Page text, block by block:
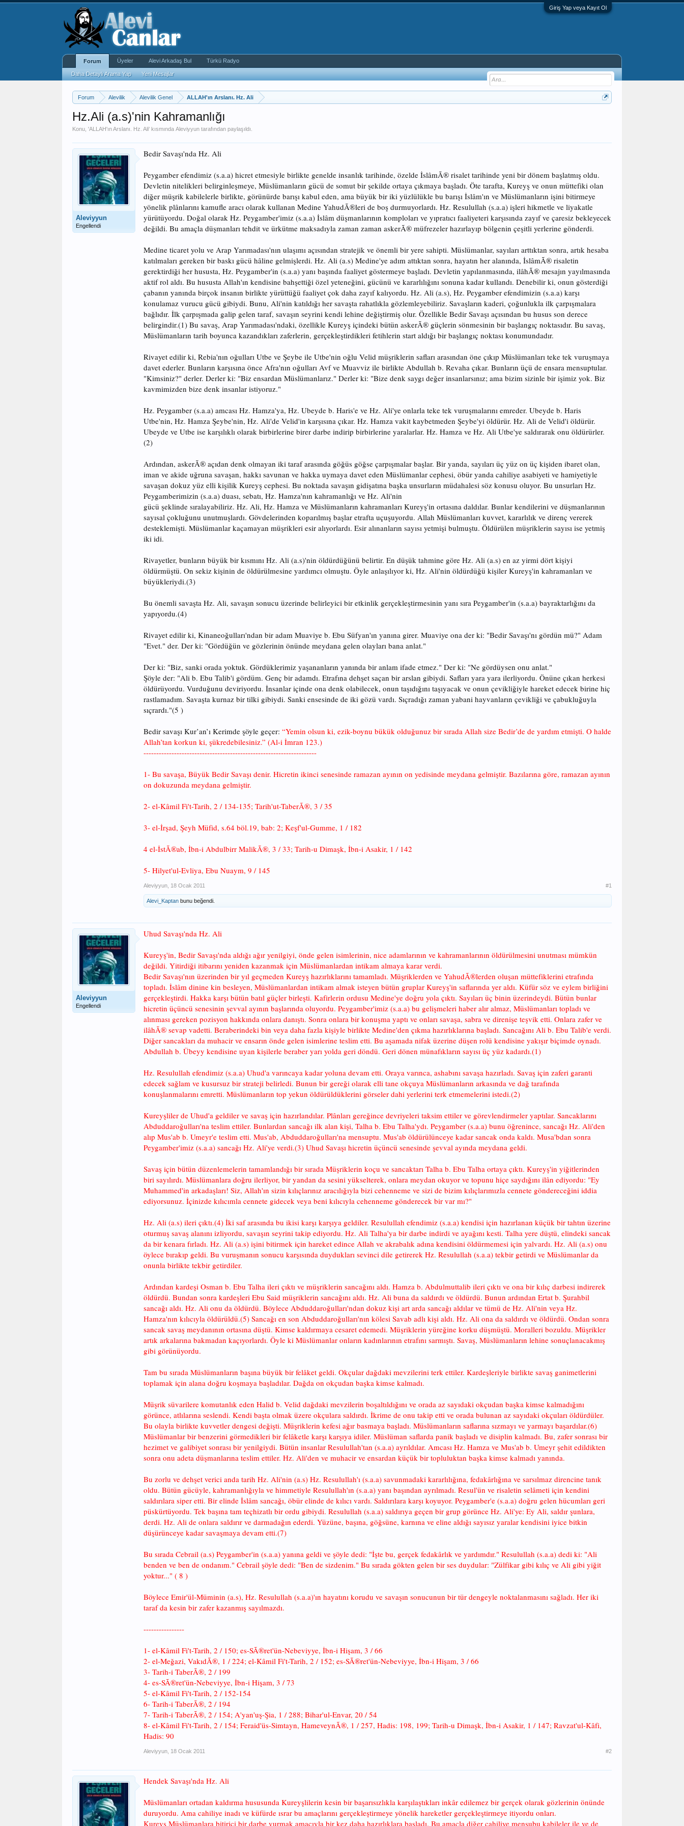
Giriş Yap veya Kayıt Ol
Forum Alevilik Alevilik Genel ALLAH'ın Arslanı. Hz. Ali
Hz.Ali (a.s)'nin Kahramanlığı
Konu, 'ALLAH'ın Arslanı. Hz. Ali' kısmında Aleviyyun tarafından paylaşıldı.
Aleviyyun
Engellendi
Bedir Savaşı'nda Hz. Ali
Peygamber efendimiz (s.a.a) hicret etmesiyle birlikte genelde insanlık tarihinde, özelde İslâmÃ® risalet tarihinde yeni bir dönem başlatmış oldu.
Devletin nitelikleri belirginleşmeye, Müslümanların gücü de somut bir şekilde ortaya çıkmaya başladı. Öte tarafta, Kureyş ve onun müttefiki olan
diğer müşrik kabilelerle birlikte, görünürde barışı kabul eden, ama büyük bir iki yüzlülükle bu barışı İslâm'ın ve Müslümanların işini bitirmeye
yönelik plânlarını kamufle aracı olarak kullanan Medine YahudÃ®leri de boş durmuyorlardı. Hz. Resulullah (s.a.a) işleri hikmetle ve liyakatle
yürütüyordu. Doğal olarak Hz. Peygamber'imiz (s.a.a) İslâm düşmanlarının komploları ve yıpratıcı faaliyeteri karşısında zayıf ve çaresiz bekleyecek
değildi. Bu amaçla düşmanları tehdit ve ürkütme maksadıyla zaman zaman askerÃ® müfrezeler hazırlayıp bölgenin çeşitli yerlerine gönderdi.
Medine ticaret yolu ve Arap Yarımadası'nın ulaşımı açısından stratejik ve önemli bir yere sahipti. Müslümanlar, sayıları arttıktan sonra, artık hesaba
katılmaları gereken bir baskı gücü hâline gelmişlerdi. Hz. Ali (a.s) Medine'ye adım attıktan sonra, hayatın her alanında, İslâmÃ® risaletin
gerektirdiği her hususta, Hz. Peygamber'in (s.a.a) yanı başında faaliyet göstermeye başladı. Devletin yapılanmasında, ilâhÃ® mesajın yayılmasında
aktif rol aldı. Bu hususta Allah'ın kendisine bahşettiği özel yeteneğini, gücünü ve kararlılığını sonuna kadar kullandı. Denebilir ki, onun gösterdiği
çabanın yanında birçok insanın birlikte yürüttüğü faaliyet çok daha zayıf kalıyordu. Hz. Ali (a.s), Hz. Peygamber efendimizin (s.a.a) karşı
konulamaz vurucu gücü gibiydi. Bunu, Ali'nin katıldığı her savaşta rahatlıkla gözlemleyebiliriz. Savaşların kaderi, çoğunlukla ilk çarpışmalara
bağlıdır. İlk çarpışmada galip gelen taraf, savaşın seyrini kendi lehine değiştirmiş olur. Özellikle Bedir Savaşı açısından bu husus son derece
belirgindir.(1) Bu savaş, Arap Yarımadası'ndaki, özellikle Kureyş içindeki bütün askerÃ® güçlerin sönmesinin bir başlangıç noktasıdır. Bu savaş,
Müslümanların tarih boyunca kazandıkları zaferlerin, gerçekleştirdikleri fetihlerin start aldığı bir başlangıç noktası konumundadır.
Rivayet edilir ki, Rebia'nın oğulları Utbe ve Şeybe ile Utbe'nin oğlu Velid müşriklerin safları arasından öne çıkıp Müslümanları teke tek vuruşmaya
davet ederler. Bunların karşısına önce Afra'nın oğulları Avf ve Muavviz ile birlikte Abdullah b. Revaha çıkar. Bunların üçü de ensara mensuptular.
"Kimsiniz?" derler. Derler ki: "Biz ensardan Müslümanlarız." Derler ki: "Bize denk saygı değer insanlarsınız; ama bizim sizinle bir işimiz yok. Biz
kavmimizden bize denk insanlar istiyoruz."
Hz. Peygamber (s.a.a) amcası Hz. Hamza'ya, Hz. Ubeyde b. Haris'e ve Hz. Ali'ye onlarla teke tek vuruşmalarını emreder. Ubeyde b. Haris
Utbe'nin, Hz. Hamza Şeybe'nin, Hz. Ali'de Velid'in karşısına çıkar. Hz. Hamza vakit kaybetmeden Şeybe'yi öldürür. Hz. Ali de Velid'i öldürür.
Ubeyde ve Utbe ise karşılıklı olarak birbirlerine birer darbe indirip birbirlerine yaralarlar. Hz. Hamza ve Hz. Ali Utbe'ye saldırarak onu öldürürler.
(2)
Ardından, askerÃ® açıdan denk olmayan iki taraf arasında göğüs göğse çarpışmalar başlar. Bir yanda, sayıları üç yüz on üç kişiden ibaret olan,
iman ve akide uğruna savaşan, hakkı savunan ve hakka uymaya davet eden Müslümanlar cephesi, öbür yanda cahiliye asabiyeti ve hamiyetiyle
savaşan dokuz yüz elli kişilik Kureyş cephesi. Bu noktada savaşın gidişatına başka unsurların müdahalesi söz konusu oluyor. Bu unsurları Hz.
Peygamberimizin (s.a.a) duası, sebatı, Hz. Hamza'nın kahramanlığı ve Hz. Ali'nin
gücü şeklinde sıralayabiliriz. Hz. Ali, Hz. Hamza ve Müslümanların kahramanları Kureyş'in ortasına daldılar. Bunlar kendilerini ve düşmanlarının
sayısal çokluğunu unutmuşlardı. Gövdelerinden koparılmış başlar etrafta uçuşuyordu. Allah Müslümanları kuvvet, kararlılık ve direnç vererek
desteklemişti. Müslümanlar kaçamayan müşrikleri esir alıyorlardı. Esir alınanların sayısı yetmişi bulmuştu. Öldürülen müşriklerin sayısı ise yetmiş
iki idi.
Rivayetler, bunların büyük bir kısmını Hz. Ali (a.s)'nin öldürdüğünü belirtir. En düşük tahmine göre Hz. Ali (a.s) en az yirmi dört kişiyi
öldürmüştü. On sekiz kişinin de öldürülmesine yardımcı olmuştu. Öyle anlaşılıyor ki, Hz. Ali'nin öldürdüğü kişiler Kureyş'in kahramanları ve
büyükleriydi.(3)
Bu önemli savaşta Hz. Ali, savaşın sonucu üzerinde belirleyici bir etkinlik gerçekleştirmesinin yanı sıra Peygamber'in (s.a.a) bayraktarlığını da
yapıyordu.(4)
Rivayet edilir ki, Kinaneoğulları'ndan bir adam Muaviye b. Ebu Süfyan'ın yanına girer. Muaviye ona der ki: "Bedir Savaşı'nı gördün mü?" Adam
"Evet." der. Der ki: "Gördüğün ve gözlerinin önünde meydana gelen olayları bana anlat."
Der ki: "Biz, sanki orada yoktuk. Gördüklerimiz yaşananların yanında bir anlam ifade etmez." Der ki: "Ne gördüysen onu anlat."
Şöyle der: "Ali b. Ebu Talib'i gördüm. Genç bir adamdı. Etrafına dehşet saçan bir arslan gibiydi. Safları yara yara ilerliyordu. Önüne çıkan herkesi
öldürüyordu. Vurduğunu deviriyordu. İnsanlar içinde ona denk olabilecek, onun taşıdığını taşıyacak ve onun çevikliğiyle hareket edecek birine hiç
rastlamadım. Savaşta kurnaz bir tilki gibiydi. Sanki ensesinde de iki gözü vardı. Sıçradığı zaman yabani hayvanların çevikliği ve çabukluğuyla
sıçrardı."(5 )
Bedir savaşı Kur’an’ı Kerimde şöyle geçer: “Yemin olsun ki, ezik-boynu bükük olduğunuz bir sırada Allah size Bedir’de de yardım etmişti. O halde
Allah’tan korkun ki, şükredebilesiniz.” (Al-i İmran 123.)
--------------------------------------------------------------------
1- Bu savaşa, Büyük Bedir Savaşı denir. Hicretin ikinci senesinde ramazan ayının on yedisinde meydana gelmiştir. Bazılarına göre, ramazan ayının
on dokuzunda meydana gelmiştir.
2- el-Kâmil Fi't-Tarih, 2 / 134-135; Tarih'ut-TaberÃ®, 3 / 35
3- el-İrşad, Şeyh Müfid, s.64 böl.19, bab: 2; Keşf'ul-Gumme, 1 / 182
4 el-İstÃ®ab, İbn-i Abdulbirr MalikÃ®, 3 / 33; Tarih-u Dimaşk, İbn-i Asakir, 1 / 142
5- Hilyet'ul-Evliya, Ebu Nuaym, 9 / 145
Aleviyyun 18 Ocak 2011 #1
Alevi_Kaptan bunu beğendi.
Aleviyyun
Engellendi
Uhud Savaşı'nda Hz. Ali
Kureyş'in, Bedir Savaşı'nda aldığı ağır yenilgiyi, önde gelen isimlerinin, nice adamlarının ve kahramanlarının öldürülmesini unutması mümkün
değildi. Yitirdiği itibarını yeniden kazanmak için Müslümanlardan intikam almaya karar verdi.
Bedir Savaşı'nın üzerinden bir yıl geçmeden Kureyş hazırlıklarını tamamladı. Müşriklerden ve YahudÃ®lerden oluşan müttefiklerini etrafında
topladı. İslâm dinine kin besleyen, Müslümanlardan intikam almak isteyen bütün gruplar Kureyş'in saflarında yer aldı. Küfür söz ve eylem birliğini
gerçekleştirdi. Hakka karşı bütün batıl güçler birleşti. Kafirlerin ordusu Medine'ye doğru yola çıktı. Sayıları üç binin üzerindeydi. Bütün bunlar
hicretin üçüncü senesinin şevval ayının başlarında oluyordu. Peygamber'imiz (s.a.a) bu gelişmeleri haber alır almaz, Müslümanları topladı ve
alınması gereken pozisyon hakkında onlara danıştı. Sonra onlara bir konuşma yaptı ve onları savaşa, sabra ve direnişe teşvik etti. Onlara zafer ve
ilâhÃ® sevap vadetti. Beraberindeki bin veya daha fazla kişiyle birlikte Medine'den çıkma hazırlıklarına başladı. Sancağını Ali b. Ebu Talib'e verdi.
Diğer sancakları da muhacir ve ensarın önde gelen isimlerine teslim etti. Bu aşamada nifak üzerine düşen rolü kendisine yakışır biçimde oynadı.
Abdullah b. Übeyy kendisine uyan kişilerle beraber yarı yolda geri döndü. Geri dönen münafıkların sayısı üç yüz kadardı.(1)
Hz. Resulullah efendimiz (s.a.a) Uhud'a varıncaya kadar yoluna devam etti. Oraya varınca, ashabını savaşa hazırladı. Savaş için zaferi garanti
edecek sağlam ve kusursuz bir strateji belirledi. Bunun bir gereği olarak elli tane okçuya Müslümanların arkasında ve dağ tarafında
konuşlanmalarını emretti. Müslümanların top yekun öldürüldüklerini görseler dahi yerlerini terk etmemelerini istedi.(2)
Kureyşliler de Uhud'a geldiler ve savaş için hazırlandılar. Plânları gereğince devriyeleri taksim ettiler ve görevlendirmeler yaptılar. Sancaklarını
Abduddaroğulları'na teslim ettiler. Bunlardan sancağı ilk alan kişi, Talha b. Ebu Talha'ydı. Peygamber (s.a.a) bunu öğrenince, sancağı Hz. Ali'den
alıp Mus'ab b. Umeyr'e teslim etti. Mus'ab, Abduddaroğulları'na mensuptu. Mus'ab öldürülünceye kadar sancak onda kaldı. Musa'bdan sonra
Peygamber'imiz (s.a.a) sancağı Hz. Ali'ye verdi.(3) Uhud Savaşı hicretin üçüncü senesinde şevval ayında meydana geldi.
Savaş için bütün düzenlemelerin tamamlandığı bir sırada Müşriklerin koçu ve sancaktarı Talha b. Ebu Talha ortaya çıktı. Kureyş'in yiğitlerinden
biri sayılırdı. Müslümanlara doğru ilerliyor, bir yandan da sesini yükselterek, onlara meydan okuyor ve topunu hiçe saydığını ilân ediyordu: "Ey
Muhammed'in arkadaşları! Siz, Allah'ın sizin kılıçlarınız aracılığıyla bizi cehenneme ve sizi de bizim kılıçlarımızla cennete göndereceğini iddia
ediyorsunuz. İçinizde kılıcımla cennete gidecek veya beni kılıcıyla cehenneme gönderecek bir var mı?"
Hz. Ali (a.s) ileri çıktı.(4) İki saf arasında bu ikisi karşı karşıya geldiler. Resulullah efendimiz (s.a.a) kendisi için hazırlanan küçük bir tahtın üzerine
oturmuş savaş alanını izliyordu, savaşın seyrini takip ediyordu. Hz. Ali Talha'ya bir darbe indirdi ve ayağını kesti. Talha yere düştü, elindeki sancak
da bir kenara fırladı. Hz. Ali (a.s) işini bitirmek için hareket edince Allah ve akrabalık adına kendisini öldürmemesi için yalvardı. Hz. Ali (a.s) onu
öylece bırakıp geldi. Bu vuruşmanın sonucu karşısında duydukları sevinci dile getirerek Hz. Resulullah (s.a.a) tekbir getirdi ve Müslümanlar da
onunla birlikte tekbir getirdiler.
Ardından kardeşi Osman b. Ebu Talha ileri çıktı ve müşriklerin sancağını aldı. Hamza b. Abdulmuttalib ileri çıktı ve ona bir kılıç darbesi indirerek
öldürdü. Bundan sonra kardeşleri Ebu Said müşriklerin sancağını aldı. Hz. Ali buna da saldırdı ve öldürdü. Bunun ardından Ertat b. Şurahbil
sancağı aldı. Hz. Ali onu da öldürdü. Böylece Abduddaroğulları'ndan dokuz kişi art arda sancağı aldılar ve tümü de Hz. Ali'nin veya Hz.
Hamza'nın kılıcıyla öldürüldü.(5) Sancağı en son Abduddaroğulları'nın kölesi Savab adlı kişi aldı. Hz. Ali ona da saldırdı ve öldürdü. Ondan sonra
sancak savaş meydanının ortasına düştü. Kimse kaldırmaya cesaret edemedi. Müşriklerin yüreğine korku düşmüştü. Moralleri bozuldu. Müşrikler
artık arkalarına bakmadan kaçıyorlardı. Öyle ki Müslümanlar onların kadınlarının etrafını sarmıştı. Savaş, Müslümanların lehine sonuçlanacakmış
gibi görünüyordu.
Tam bu sırada Müslümanların başına büyük bir felâket geldi. Okçular dağdaki mevzilerini terk ettiler. Kardeşleriyle birlikte savaş ganimetlerini
toplamak için alana doğru koşmaya başladılar. Dağda on okçudan başka kimse kalmadı.
Müşrik süvarilere komutanlık eden Halid b. Velid dağdaki mevzilerin boşaltıldığını ve orada az sayıdaki okçudan başka kimse kalmadığını
görünce, atlılarına seslendi. Kendi başta olmak üzere okçulara saldırdı. İkrime de onu takip etti ve orada bulunan az sayıdaki okçuları öldürdüler.
Bu olayla birlikte kuvvetler dengesi değişti. Müşriklerin kefesi ağır basmaya başladı. Müslümanların saflarına sızmayı ve yarmayı başardılar.(6)
Müslümanlar bir benzerini görmedikleri bir felâketle karşı karşıya idiler. Müslüman saflarda panik başladı ve disiplin kalmadı. Bu, zafer sonrası bir
hezimet ve galibiyet sonrası bir yenilgiydi. Bütün insanlar Resulullah'tan (s.a.a) ayrıldılar. Amcası Hz. Hamza ve Mus'ab b. Umeyr şehit edildikten
sonra onu adeta düşmanlarına teslim ettiler. Hz. Ali'den ve muhacir ve ensardan küçük bir topluluktan başka kimse kalmadı yanında.
Bu zorlu ve dehşet verici anda tarih Hz. Ali'nin (a.s) Hz. Resulullah'ı (s.a.a) savunmadaki kararlılığına, fedakârlığına ve sarsılmaz direncine tanık
oldu. Bütün gücüyle, kahramanlığıyla ve himmetiyle Resulullah'ın (s.a.a) yanı başından ayrılmadı. Resul'ün ve risaletin selâmeti için kendini
saldırılara siper etti. Bir elinde İslâm sancağı, öbür elinde de kılıcı vardı. Saldırılara karşı koyuyor. Peygamber'e (s.a.a) doğru gelen hücumları geri
püskürtüyordu. Tek başına tam teçhizatlı bir ordu gibiydi. Resulullah (s.a.a) saldırıya geçen bir grup görünce Hz. Ali'ye: Ey Ali, saldır şunlara,
derdi. Hz. Ali de onlara saldırır ve darmadağın ederdi. Yüzüne, başına, göğsüne, karnına ve eline aldığı sayısız yaralar kendisini iyice bitkin
düşürünceye kadar savaşmaya devam etti.(7)
Bu sırada Cebrail (a.s) Peygamber'in (s.a.a) yanına geldi ve şöyle dedi: "İşte bu, gerçek fedakârlık ve yardımdır." Resulullah (s.a.a) dedi ki: "Ali
benden ve ben de ondanım." Cebrail şöyle dedi: "Ben de sizdenim." Bu sırada gökten gelen bir ses duydular: "Zülfikar gibi kılıç ve Ali gibi yiğit
yoktur..." ( 8 )
Böylece Emir'ül-Müminin (a.s), Hz. Resulullah (s.a.a)'ın hayatını korudu ve savaşın sonucunun bir tür dengeyle noktalanmasını sağladı. Her iki
taraf da kesin bir zafer kazanmış sayılmazdı.
----------------
1- el-Kâmil Fi't-Tarih, 2 / 150; es-SÃ®ret'ün-Nebeviyye, İbn-i Hişam, 3 / 66
2- el-Meğazi, VakıdÃ®, 1 / 224; el-Kâmil Fi't-Tarih, 2 / 152; es-SÃ®ret'ün-Nebeviyye, İbn-i Hişam, 3 / 66
3- Tarih-i TaberÃ®, 2 / 199
4- es-SÃ®ret'ün-Nebeviyye, İbn-i Hişam, 3 / 73
5- el-Kâmil Fi't-Tarih, 2 / 152-154
6- Tarih-i TaberÃ®, 2 / 194
7- Tarih-i TaberÃ®, 2 / 154; A'yan'uş-Şia, 1 / 288; Bihar'ul-Envar, 20 / 54
8- el-Kâmil Fi't-Tarih, 2 / 154; Feraid'üs-Simtayn, HameveynÃ®, 1 / 257, Hadis: 198, 199; Tarih-u Dimaşk, İbn-i Asakir, 1 / 147; Ravzat'ul-Kâfi,
Hadis: 90
Aleviyyun 18 Ocak 2011 #2
Hendek Savaşı'nda Hz. Ali
Müslümanları ortadan kaldırma hususunda Kureyşlilerin kesin bir başarısızlıkla karşılaştıkları inkâr edilemez bir gerçek olarak gözlerinin önünde
duruyordu. Ama cahiliye inadı ve küfürde ısrar bu amaçlarını gerçekleştirmeye yönelik hareketler gerçekleştirmeye itiyordu onları.
Kureyş Müslümanlara bitirici bir darbe vurmak amacıyla bir kez daha hazırlıklara başladı. Bu amaçla diğer cahiliye mensubu kabileler ile ve de
Forum
Daha Detaylı Arama Yap Yeni Mesajlar
Üyeler Alevi Arkadaş Bul Türkü Radyo